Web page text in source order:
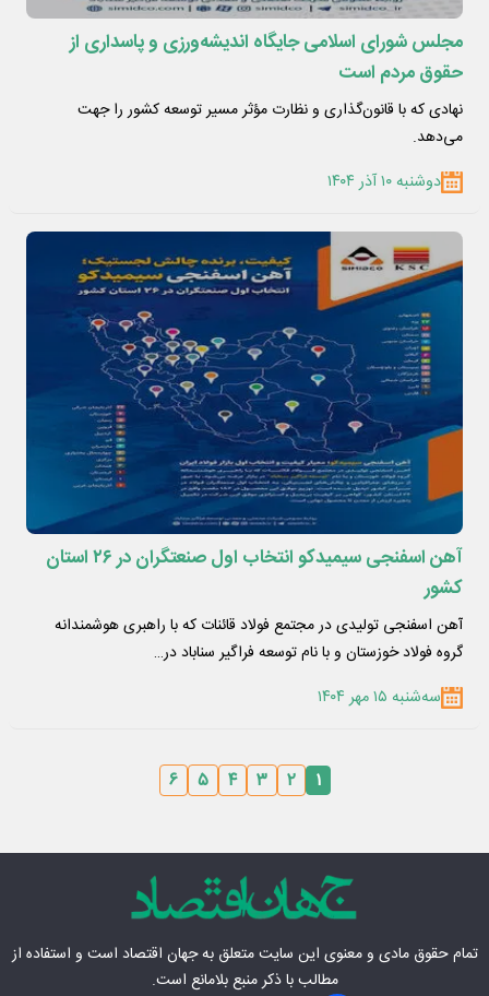
مجلس شورای اسلامی جایگاه اندیشه‌ورزی و پاسداری از
حقوق مردم است
نهادی که با قانون‌گذاری و نظارت مؤثر مسیر توسعه‌ کشور را جهت
می‌دهد.
دوشنبه ۱۰ آذر ۱۴۰۴
آهن اسفنجی سیمیدکو انتخاب اول صنعتگران در ۲۶ استان
کشور
آهن اسفنجی تولیدی در مجتمع فولاد قائنات که با راهبری هوشمندانه
گروه فولاد خوزستان و با نام توسعه فراگیر سناباد در…
سه‌شنبه ۱۵ مهر ۱۴۰۴
۱ ۲ ۳ ۴ ۵ ۶
تمام حقوق مادی‌ و معنوی این سایت متعلق بهجهان اقتصاد است و استفاده از
مطالب با ذکر منبع بلامانع است.